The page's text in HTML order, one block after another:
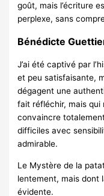
goût, mais l’écriture
perplexe, sans
Bénédicte
J’ai été captivé par
et peu satisfaisante,
dégagent une
fait réfléchir, mais qui
convaincre
difficiles avec
admirable.
Le Mystère de la
lentement, mais dont
évidente.